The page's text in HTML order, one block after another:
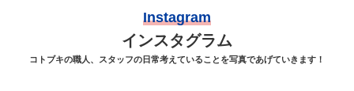
Instagram
インスタグラム
コトブキの職人、スタッフの日常考えていることを写真であげていきます！